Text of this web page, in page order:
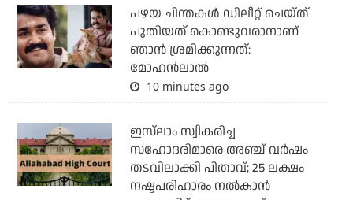
പഴയ ചിന്തകള്‍ ഡിലീറ്റ് ചെയ്ത്
പുതിയത് കൊണ്ടുവരാനാണ്
ഞാന്‍ ശ്രമിക്കുന്നത്:
മോഹന്‍ലാല്‍
10 minutes ago
ഇസ്‌ലാം സ്വീകരിച്ച
സഹോദരിമാരെ അഞ്ച് വര്‍ഷം
തടവിലാക്കി പിതാവ്; 25 ലക്ഷം
നഷ്ടപരിഹാരം നല്‍കാന്‍